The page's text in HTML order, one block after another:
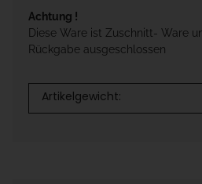
Achtung !
Diese Ware ist Zuschnitt- Ware
Rückgabe ausgeschlossen
Artikelgewicht: